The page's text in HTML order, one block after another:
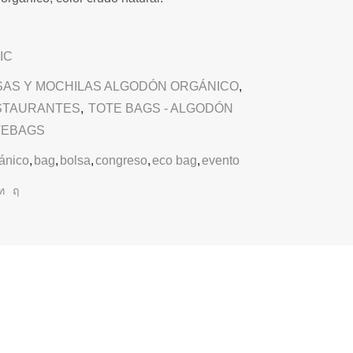
Y MOCHILAS ALGODÓN ORGÁNICO,
, TOTE BAGS - ALGODÓN
, bag, bolsa,congreso,eco bag,evento